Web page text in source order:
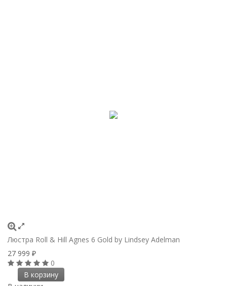
Люстра Roll & Hill Agnes 6 Gold by Lindsey Adelman
27 999 ₽
0
В корзину